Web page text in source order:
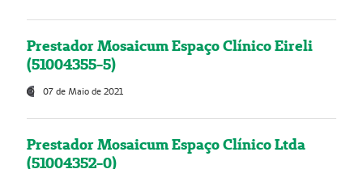
Prestador Mosaicum Espaço Clínico Eireli
(51004355-5)
07 de Maio de 2021
Prestador Mosaicum Espaço Clínico Ltda
(51004352-0)